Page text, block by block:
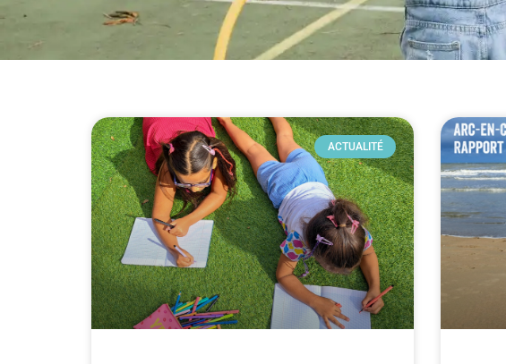
ACTUALITÉ